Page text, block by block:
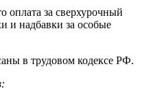
оплата за сверхурочный
и надбавки за особые
в трудовом кодексе РФ.